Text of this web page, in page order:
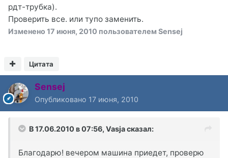
рдт-трубка).
Проверить все. или тупо заменить.
Изменено 17 июня, 2010 пользователем Sensej
Цитата
Sensej
Опубликовано 17 июня, 2010
В 17.06.2010 в 07:56, Vasja сказал:
Благодарю! вечером машина приедет, проверю